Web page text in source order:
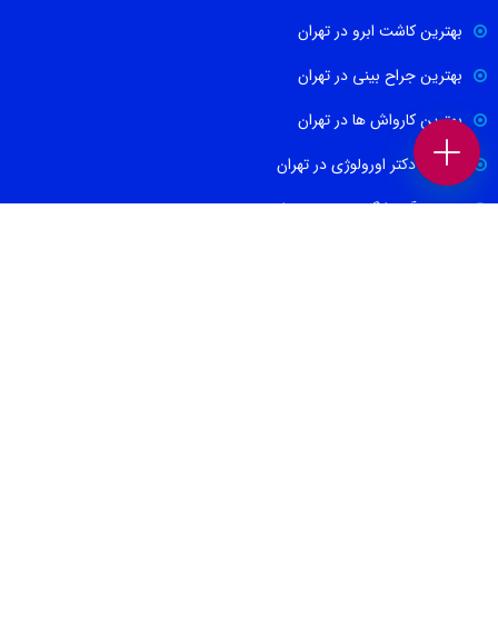
بهترین کاشت ابرو در تهران
بهترین جراح بینی در تهران
بهترین کارواش ها در تهران
بهترین دکتر اورولوژی در تهران
بهترین آموزشگاه موسیقی تهران